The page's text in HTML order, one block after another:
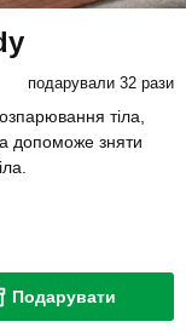
подарували 32 рази
тіла,
допоможе зняти
Подарувати